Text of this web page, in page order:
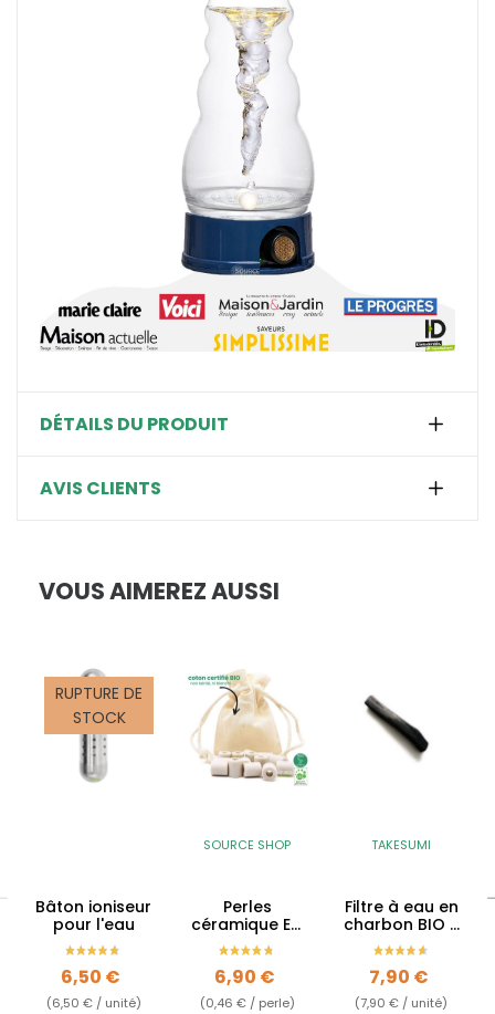
DÉTAILS DU PRODUIT
AVIS CLIENTS
VOUS AIMEREZ AUSSI
RUPTURE DE
STOCK
Bâton ioniseur
pour l'eau
Prix
6,50 €
(6,50 € / unité)
SOURCE SHOP
Perles
céramique EM
purificatrices
d'eau
Prix
6,90 €
(0,46 € / perle)
TAKESUMI
Filtre à eau en
charbon BIO -
Binchotan
Prix
7,90 €
(7,90 € / unité)